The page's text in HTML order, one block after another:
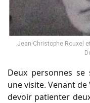
Jean-Christophe Rouxel
Deux personnes
une visite. Venant
devoir patienter